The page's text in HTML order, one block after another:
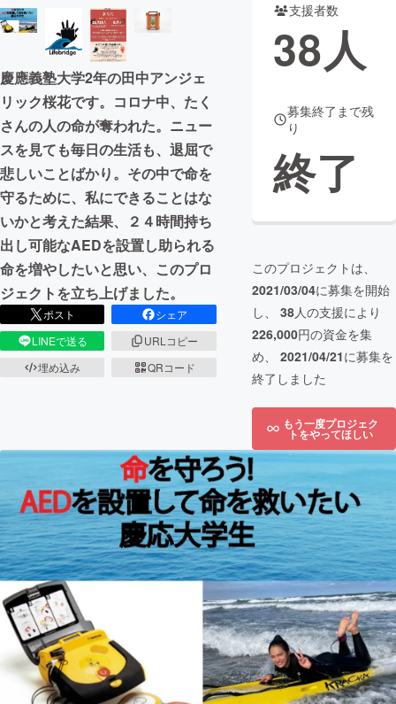
慶應義塾大学2年の田中アンジェ
リック桜花です。コロナ中、たく
さんの人の命が奪われた。ニュー
スを見ても毎日の生活も、退屈で
悲しいことばかり。その中で命を
守るために、私にできることはな
いかと考えた結果、２４時間持ち
出し可能なAEDを設置し助られる
命を増やしたいと思い、このプロ
ジェクトを立ち上げました。
ポスト
シェア
LINEで送る
URLコピー
埋め込み
QRコード
支援者数
38人
募集終了まで残
り
終了
このプロジェクトは、
2021/03/04に募集を開始
し、 38人の支援により
226,000円の資金を集
め、 2021/04/21に募集を
終了しました
もう一度プロジェク
トをやってほしい